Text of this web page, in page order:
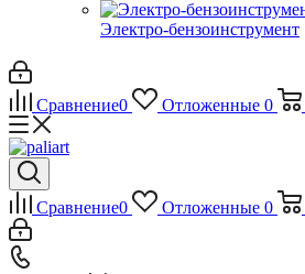
Электро-бензоинструмент
Сравнение0 Отложенные 0
Сравнение0 Отложенные 0